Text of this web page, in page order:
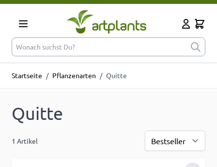
Zum Inhalt springen
Cart
Startseite / Pflanzenarten / Quitte
Quitte
1 Artikel